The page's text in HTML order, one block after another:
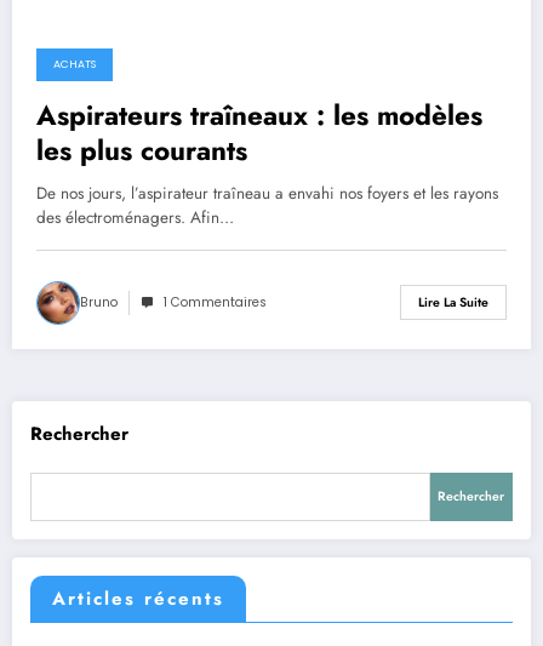
ACHATS
Aspirateurs traîneaux : les modèles
les plus courants
De nos jours, l’aspirateur traîneau a envahi nos foyers et les rayons
des électroménagers. Afin…
Bruno 1 Commentaires Lire La Suite
Rechercher
Rechercher
Articles récents